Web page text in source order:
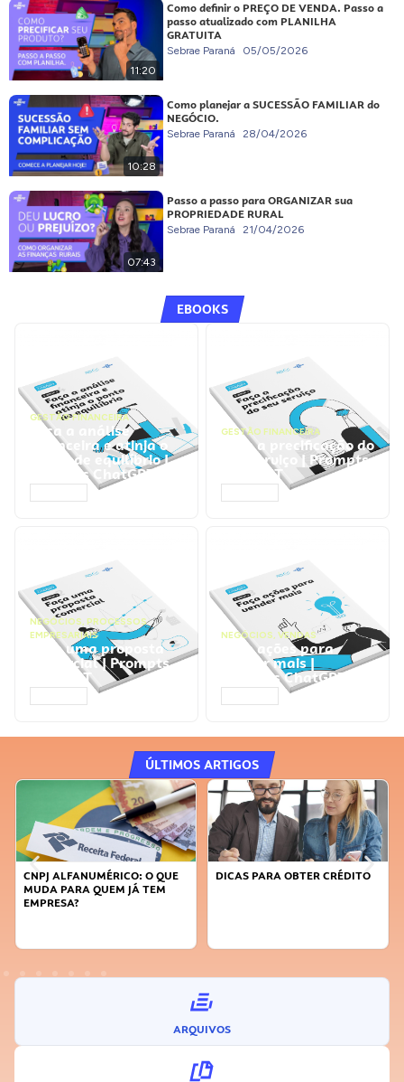
11:20
Como definir o PREÇO DE VENDA. Passo a
passo atualizado com PLANILHA
GRATUITA
Sebrae Paraná 05/05/2026
10:28
Como planejar a SUCESSÃO FAMILIAR do
NEGÓCIO.
Sebrae Paraná 28/04/2026
07:43
Passo a passo para ORGANIZAR sua
PROPRIEDADE RURAL
Sebrae Paraná 21/04/2026
EBOOKS
GESTÃO FINANCEIRA
Faça a análise
financeira e atinja o
ponto de equilíbrio |
Prompts ChatGPT
GESTÃO FINANCEIRA
Faça a precificação do
seu serviço | Prompts
ChatGPT
NEGÓCIOS, PROCESSOS
EMPRESARIAIS
Faça uma proposta
comercial | Prompts
ChatGPT
NEGÓCIOS, VENDAS
Faça ações para
vender mais |
Prompts ChatGPT
ÚLTIMOS ARTIGOS
CNPJ ALFANUMÉRICO: O QUE
MUDA PARA QUEM JÁ TEM
EMPRESA?
DICAS PARA OBTER CRÉDITO
ARQUIVOS